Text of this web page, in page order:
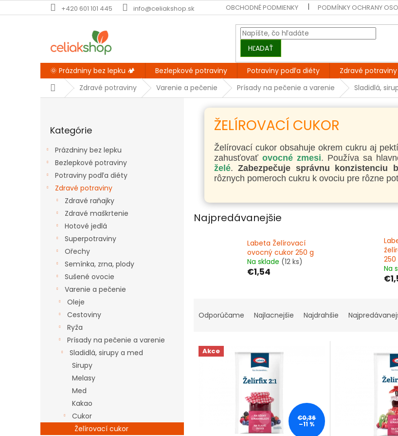
na
+420 601 101 445 info@celiakshop.sk OBCHODNÉ PODMIENKY PODMÍNKY OCHRANY
HĽADAŤ
🌞 Prázdniny bez lepku 🏕️ Bezlepkové potraviny Potraviny podľa diéty Zdravé potraviny
DomovZdravé potraviny Varenie a pečenie Prísady na pečenie a varenie Sladidlá,
kategórie
Kategórie
Prázdniny bez lepku
Bezlepkové potraviny
Potraviny podľa diéty
Zdravé potraviny
Zdravé raňajky
Zdravé maškrtenie
Hotové jedlá
Superpotraviny
Ořechy
Semínka, zrna, plody
Sušené ovocie
Varenie a pečenie
Oleje
Cestoviny
Ryža
Prísady na pečenie a varenie
Sladidlá, sirupy a med
Sirupy
Melasy
Med
Kakao
Cukor
Želírovací cukor
ŽELÍROVACÍ CUKOR
Želírovací cukor obsahuje okrem cukru aj
zahusťovať ovocné zmesi. Používa sa
želé. Zabezpečuje správnu konzistenciu
rôznych pomeroch cukru k ovociu pre rôzne
Najpredávanejšie
Labeta Želírovací
ovocný cukor 250 g
Na sklade (12 ks)
€1,54
250
Na
a
n
Odporúčame Najlacnejšie Najdrahšie
V Akce
€0,36
–11 %